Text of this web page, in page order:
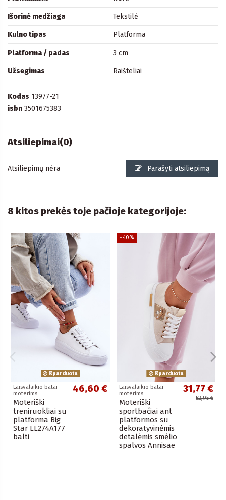
Išorinė medžiaga Tekstilė
Kulno tipas Platforma
Platforma / padas 3 cm
Užsegimas Raišteliai
Kodas 13977-21
isbn 3501675383
Atsiliepimai(0)
Atsiliepimų nėra Parašyti atsiliepimą
8 kitos prekės toje pačioje kategorijoje:
Išparduota
Laisvalaikio batai
moterims
Moteriški
treniruokliai su
platforma Big
Star LL274A177
balti
46,60 €
−40%
Išparduota
Laisvalaikio batai
moterims
Moteriški
sportbačiai ant
platformos su
dekoratyvinėmis
detalėmis smėlio
spalvos Annisae
31,77 €
52,95 €